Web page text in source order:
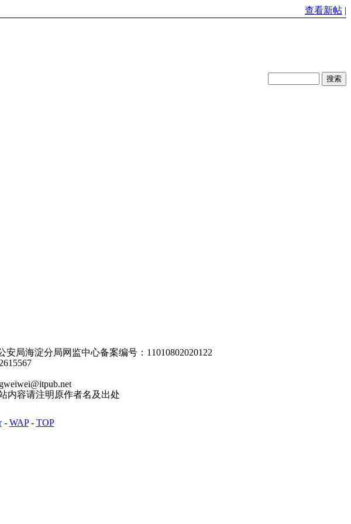
查看新帖 |
安局海淀分局网监中心备案编号：11010802020122
内容请注明原作者名及出处
- WAP- TOP